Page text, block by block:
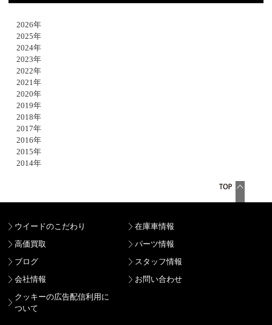
2026年
2025年
2024年
2023年
2022年
2021年
2020年
2019年
2018年
2017年
2016年
2015年
2014年
ウイードのこだわり
在庫車情報
高価買取
パーツ情報
ブログ
スタッフ情報
会社情報
お問い合わせ
クッキーの広告配信利用に
ついて